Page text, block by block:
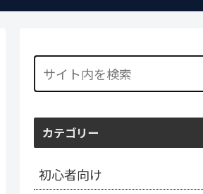
カテゴリー
初心者向け